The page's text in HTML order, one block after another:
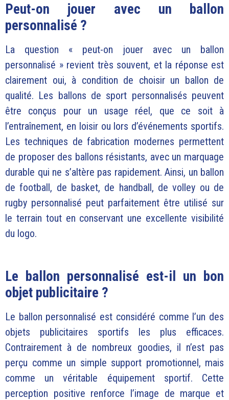
Peut-on jouer avec un ballon
personnalisé ?
La question « peut-on jouer avec un ballon
personnalisé » revient très souvent, et la réponse est
clairement oui, à condition de choisir un ballon de
qualité. Les ballons de sport personnalisés peuvent
être conçus pour un usage réel, que ce soit à
l’entraînement, en loisir ou lors d’événements sportifs.
Les techniques de fabrication modernes permettent
de proposer des ballons résistants, avec un marquage
durable qui ne s’altère pas rapidement. Ainsi, un ballon
de football, de basket, de handball, de volley ou de
rugby personnalisé peut parfaitement être utilisé sur
le terrain tout en conservant une excellente visibilité
du logo.
Le ballon personnalisé est-il un bon
objet publicitaire ?
Le ballon personnalisé est considéré comme l’un des
objets publicitaires sportifs les plus efficaces.
Contrairement à de nombreux goodies, il n’est pas
perçu comme un simple support promotionnel, mais
comme un véritable équipement sportif. Cette
perception positive renforce l’image de marque et